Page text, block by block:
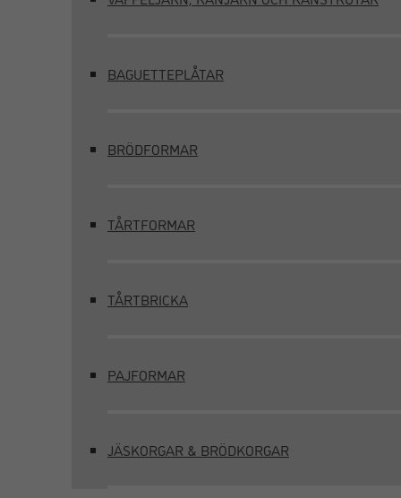
BAGUETTEPLÅTAR
BRÖDFORMAR
TÅRTFORMAR
TÅRTBRICKA
PAJFORMAR
JÄSKORGAR & BRÖDKORGAR